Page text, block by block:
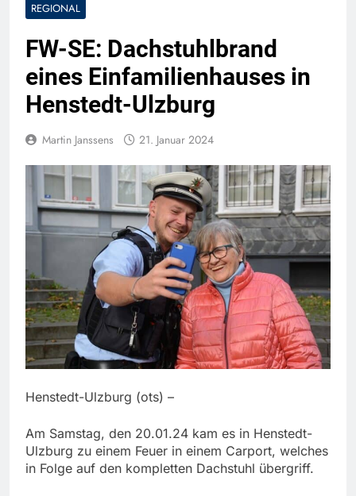
REGIONAL
FW-SE: Dachstuhlbrand
eines Einfamilienhauses in
Henstedt-Ulzburg
Martin Janssens 21. Januar 2024
Henstedt-Ulzburg (ots) –
Am Samstag, den 20.01.24 kam es in Henstedt-
Ulzburg zu einem Feuer in einem Carport, welches
in Folge auf den kompletten Dachstuhl übergriff.